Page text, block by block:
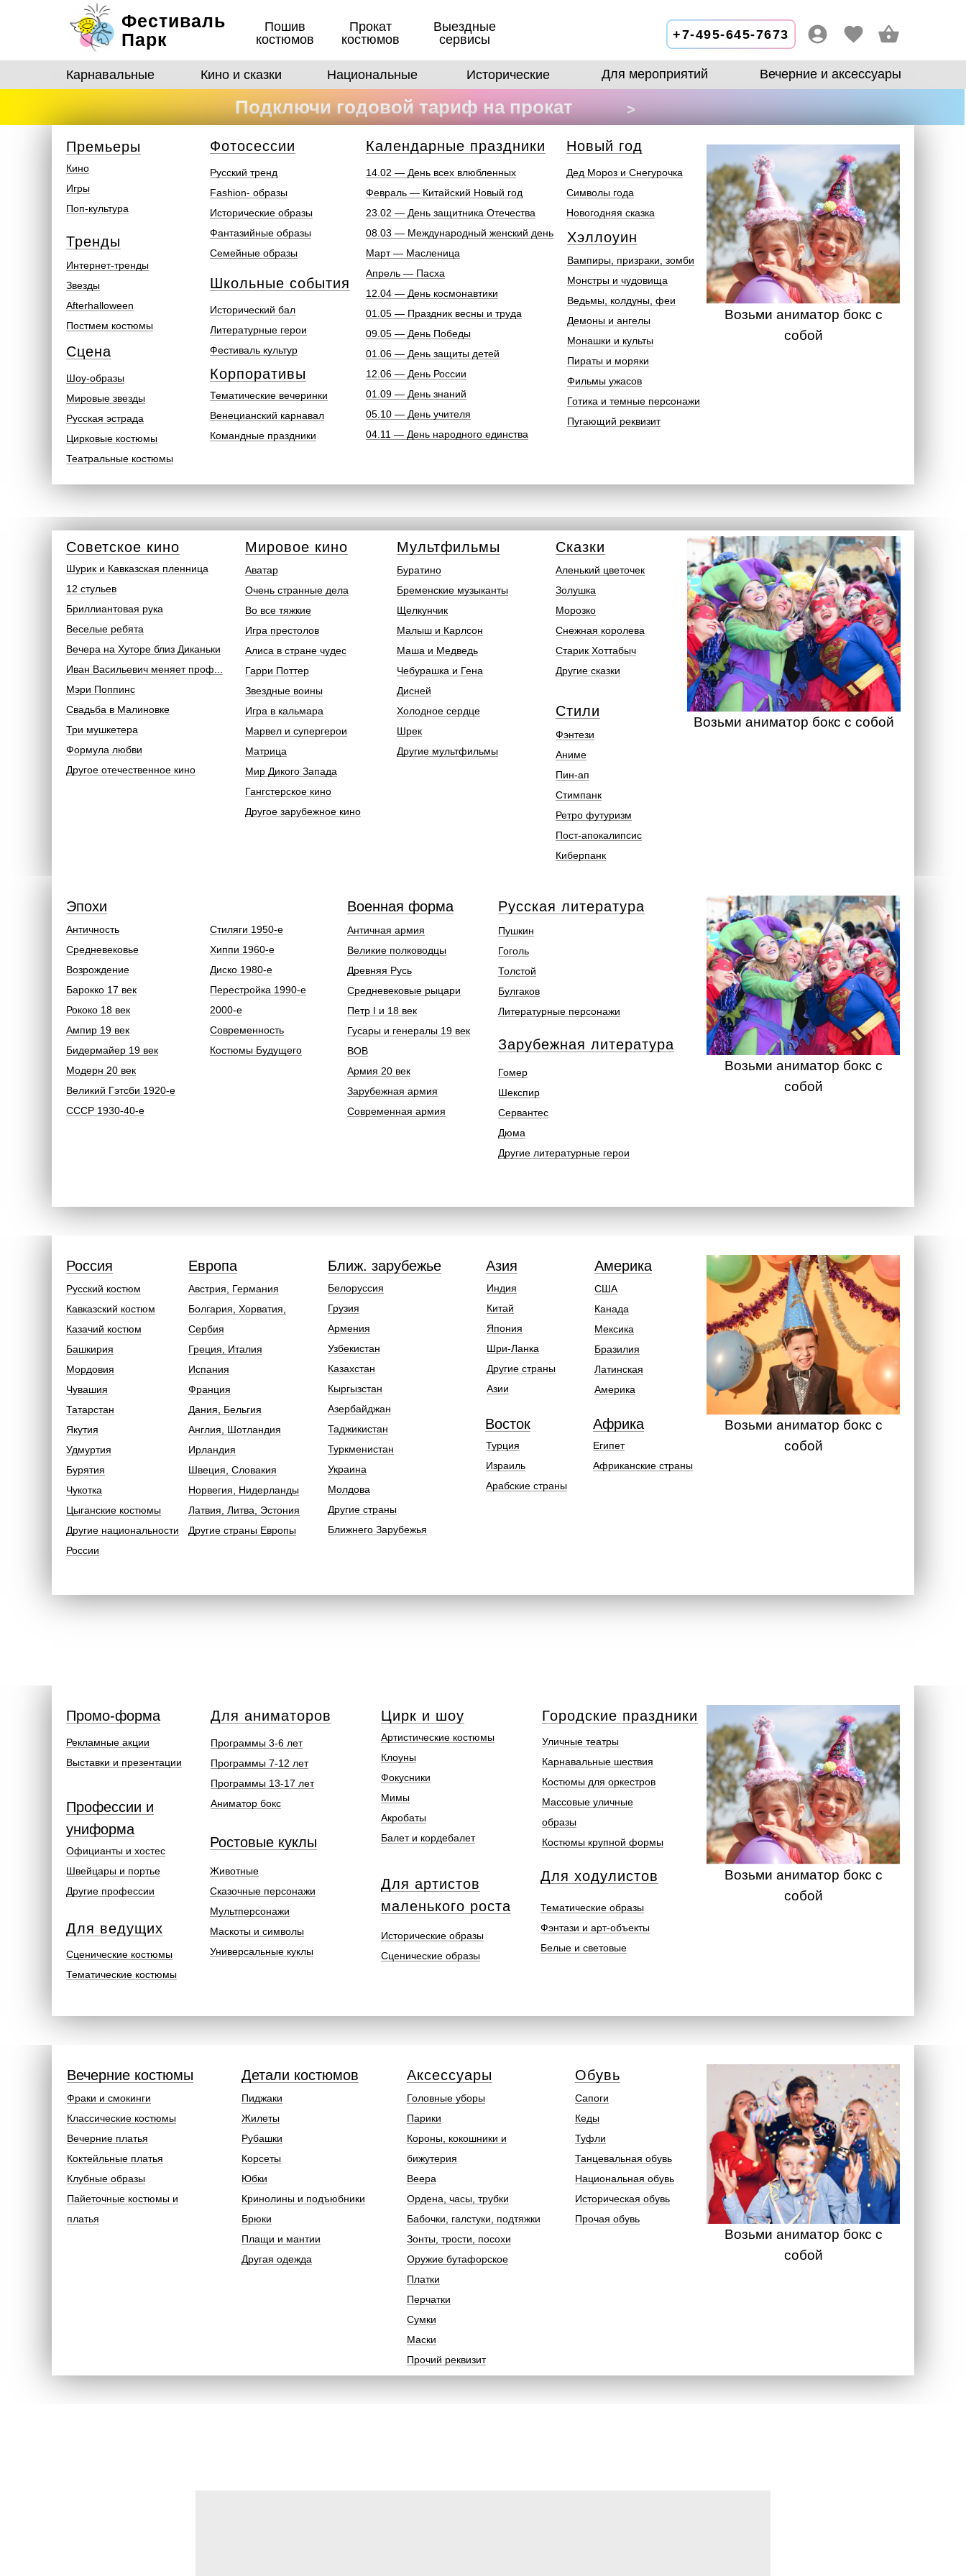
Фестиваль
Парк
Пошив
костюмов
Выездные
сервисы
Прокат
костюмов
+7-495-645-7673
Вечерние и аксессуары
Для мероприятий
Исторические
Национальные
Кино и сказки
Карнавальные
Подключи годовой тариф на прокат
>
Премьеры Фотосеcсии
Хэллоуин
Кино
Игры
Поп-культура
Тренды
Интернет-тренды
Звезды
Afterhalloween
Постмем костюмы
Сцена
Шоу-образы
Мировые звезды
Русская эстрада
Цирковые костюмы
Театральные костюмы
Календарные праздники
Русский тренд
Fashion- образы
Исторические образы
Фантазийные образы
Семейные образы
Школьные события
Исторический бал
Литературные герои
Фестиваль культур
Корпоративы
Тематические вечеринки
Венецианский карнавал
Командные праздники
Вампиры, призраки, зомби
Монстры и чудовища
Ведьмы, колдуны, феи
Демоны и ангелы
Монашки и культы
Пираты и моряки
Фильмы ужасов
Готика и темные персонажи
Пугающий реквизит
14.02 — День всех влюбленных
Февраль — Китайский Новый год
23.02 — День защитника Отечества
08.03 — Международный женский день
Март — Масленица
Апрель — Пасха
12.04 — День космонавтики
01.05 — Праздник весны и труда
09.05 — День Победы
01.06 — День защиты детей
12.06 — День России
01.09 — День знаний
05.10 — День учителя
04.11 — День народного единства
Новый год
Дед Мороз и Снегурочка
Символы года
Новогодняя сказка
Возьми аниматор бокс с
собой
Советское кино
Шурик и Кавказская пленница
12 стульев
Бриллиантовая рука
Веселые ребята
Вечера на Хуторе близ Диканьки
Иван Васильевич меняет проф...
Мэри Поппинс
Свадьба в Малиновке
Три мушкетера
Формула любви
Другое отечественное кино
Мировое кино
Аватар
Очень странные дела
Во все тяжкие
Игра престолов
Алиса в стране чудес
Гарри Поттер
Звездные воины
Игра в кальмара
Марвел и супергерои
Матрица
Мир Дикого Запада
Гангстерское кино
Другое зарубежное кино
Мультфильмы
Буратино
Бременские музыканты
Щелкунчик
Малыш и Карлсон
Маша и Медведь
Чебурашка и Гена
Дисней
Холодное сердце
Шрек
Другие мультфильмы
Сказки
Аленький цветочек
Золушка
Морозко
Снежная королева
Старик Хоттабыч
Другие сказки
Стили
Фэнтези
Аниме
Пин-ап
Стимпанк
Ретро футуризм
Пост-апокалипсис
Киберпанк
Возьми аниматор бокс с собой
Античность
Средневековье
Возрождение
Барокко 17 век
Рококо 18 век
Ампир 19 век
Бидермайер 19 век
Модерн 20 век
Великий Гэтсби 1920-е
СССР 1930-40-е
Стиляги 1950-е
Хиппи 1960-е
Диско 1980-е
Перестройка 1990-е
2000-е
Современность
Костюмы Будущего
Эпохи
Античная армия
Великие полководцы
Древняя Русь
Средневековые рыцари
Петр I и 18 век
Гусары и генералы 19 век
ВОВ
Армия 20 век
Зарубежная армия
Современная армия
Военная форма Русская литература
Пушкин
Гоголь
Толстой
Булгаков
Литературные персонажи
Зарубежная литература
Гомер
Шекспир
Сервантес
Дюма
Другие литературные герои
Возьми аниматор бокс с
собой
Белоруссия
Грузия
Армения
Узбекистан
Казахстан
Кыргызстан
Азербайджан
Таджикистан
Туркменистан
Украина
Молдова
Другие страны
Ближнего Зарубежья
Ближ. зарубежье
Египет
Африканские страны
Африка
США
Канада
Мексика
Бразилия
Латинская
Америка
Америка
Австрия, Германия
Болгария, Хорватия,
Сербия
Греция, Италия
Испания
Франция
Дания, Бельгия
Англия, Шотландия
Ирландия
Швеция, Словакия
Норвегия, Нидерланды
Латвия, Литва, Эстония
Другие страны Европы
Европа
Русский костюм
Кавказский костюм
Казачий костюм
Башкирия
Мордовия
Чувашия
Татарстан
Якутия
Удмуртия
Бурятия
Чукотка
Цыганские костюмы
Другие национальности
России
Россия
Индия
Китай
Япония
Шри-Ланка
Другие страны
Азии
Азия
Восток
Турция
Израиль
Арабские страны
Возьми аниматор бокс с
собой
Рекламные акции
Выставки и презентации
Официанты и хостес
Швейцары и портье
Другие профессии
Промо-форма
Профессии и
униформа
Программы 3-6 лет
Программы 7-12 лет
Программы 13-17 лет
Аниматор бокс
Уличные театры
Карнавальные шествия
Костюмы для оркестров
Массовые уличные
образы
Костюмы крупной формы
Ростовые куклы
Животные
Сказочные персонажи
Мультперсонажи
Маскоты и символы
Универсальные куклы
Городские праздники
Тематические образы
Фэнтази и арт-объекты
Белые и световые
Для ходулистов
Исторические образы
Сценические образы
Для артистов
маленького роста
Для аниматоров
Сценические костюмы
Тематические костюмы
Для ведущих
Артистические костюмы
Клоуны
Фокусники
Мимы
Акробаты
Балет и кордебалет
Цирк и шоу
Возьми аниматор бокс с
собой
Фраки и смокинги
Классические костюмы
Вечерние платья
Коктейльные платья
Клубные образы
Пайеточные костюмы и
платья
Пиджаки
Жилеты
Рубашки
Корсеты
Юбки
Кринолины и подъюбники
Брюки
Плащи и мантии
Другая одежда
Вечерние костюмы Детали костюмов Аксессуары
Головные уборы
Парики
Короны, кокошники и
бижутерия
Веера
Ордена, часы, трубки
Бабочки, галстуки, подтяжки
Зонты, трости, посохи
Оружие бутафорское
Платки
Перчатки
Сумки
Маски
Прочий реквизит
Обувь
Сапоги
Кеды
Туфли
Танцевальная обувь
Национальная обувь
Историческая обувь
Прочая обувь
Возьми аниматор бокс с
собой